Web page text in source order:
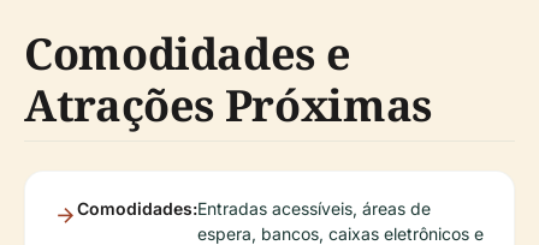
Comodidades e
Atrações Próximas
Comodidades:Entradas acessíveis, áreas de
espera, bancos, caixas eletrônicos e